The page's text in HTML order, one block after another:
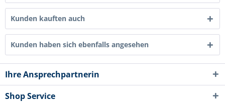
Kunden kauften auch
Kunden haben sich ebenfalls angesehen
Ihre Ansprechpartnerin
Shop Service